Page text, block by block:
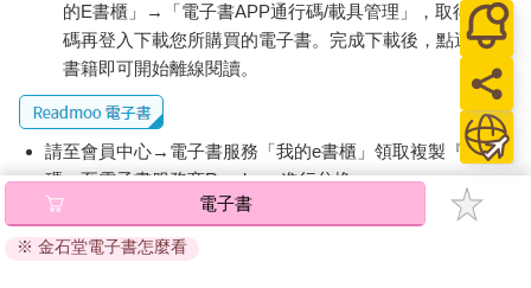
「別光說我呵！你自己不也差點淹死？我還幫你找到方法進入六
號車廂呢！更何況每次你想不出答案，也是我在一旁幫了大忙。
你看我有多重要！」叮咚一副不可一世的模樣。
「拜託，你不要去啦！」志典故意用哀求的語氣說。
「要啦！葛格──」叮咚拉長了音撒嬌，還用頭蹭著哥哥的胸口。
「好吧，那你可得聽話呵！」
「遵命！實習列車長。」
「不過第一件事，你現在先回家寫作業，否則搭車時間一到，你
作業還沒做完，肯定走不了，對吧？」
「也是。那阿尚呢？」
的E書櫃」→「電子書APP通行碼/載具管理」，取得通行
碼再登入下載您所購買的電子書。完成下載後，點選任一
書籍即可開始離線閱讀。
請至會員中心→電子書服務「我的e書櫃」領取複製『兌換
碼』至電子書服務商Readmoo進行兌換。
退換貨須知：
因版權保護，您在金石堂所購買的電子書僅能以金石堂專屬
電子書
※ 金石堂電子書怎麼看